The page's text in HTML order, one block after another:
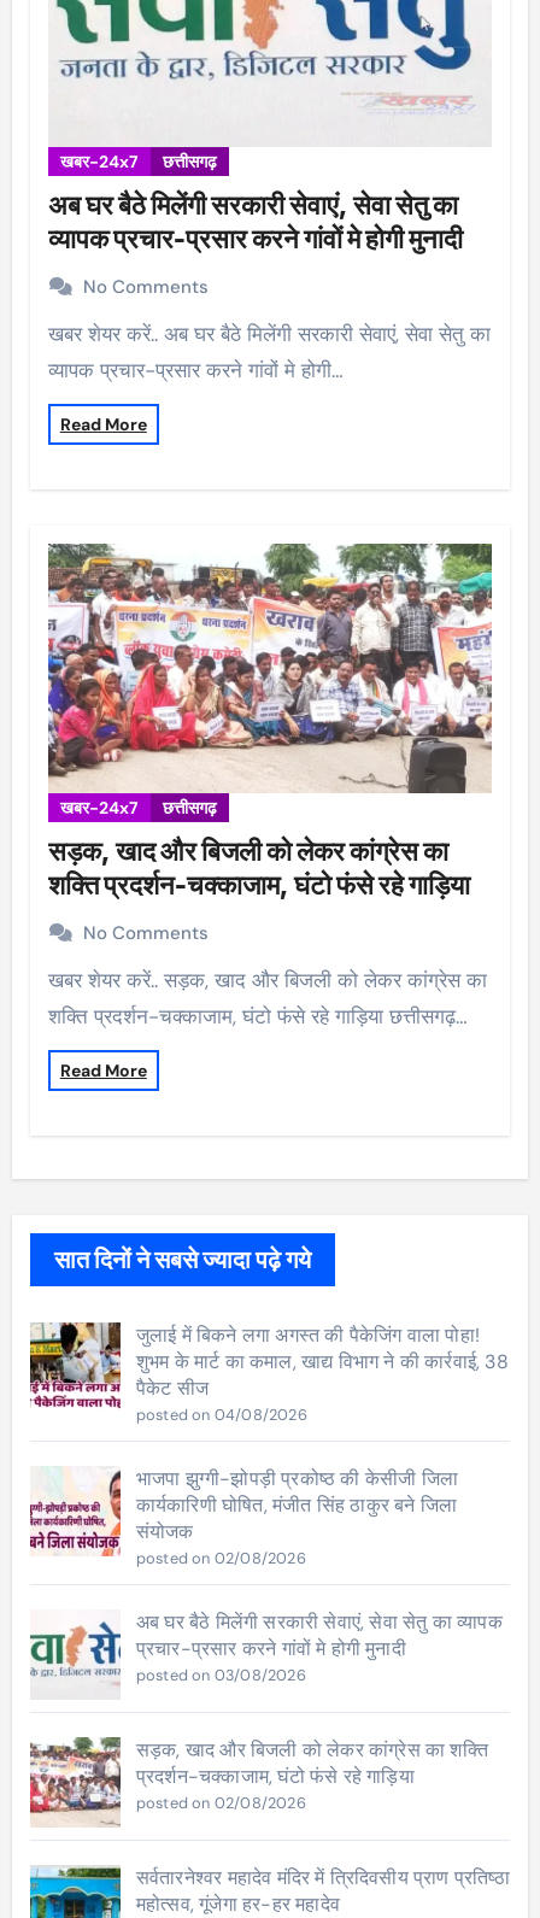
खबर-24x7 छत्तीसगढ़
अब घर बैठे मिलेंगी सरकारी सेवाएं, सेवा सेतु का
व्यापक प्रचार-प्रसार करने गांवों मे होगी मुनादी
No Comments
खबर शेयर करें.. अब घर बैठे मिलेंगी सरकारी सेवाएं, सेवा सेतु का
व्यापक प्रचार-प्रसार करने गांवों मे होगी…
Read More
खबर-24x7 छत्तीसगढ़
सड़क, खाद और बिजली को लेकर कांग्रेस का
शक्ति प्रदर्शन-चक्काजाम, घंटो फंसे रहे गाड़िया
No Comments
खबर शेयर करें.. सड़क, खाद और बिजली को लेकर कांग्रेस का
शक्ति प्रदर्शन-चक्काजाम, घंटो फंसे रहे गाड़िया छत्तीसगढ़…
Read More
सात दिनों ने सबसे ज्यादा पढ़े गये
जुलाई में बिकने लगा अगस्त की पैकेजिंग वाला पोहा!
शुभम के मार्ट का कमाल, खाद्य विभाग ने की कार्रवाई, 38
पैकेट सीज
posted on 04/08/2026
भाजपा झुग्गी-झोपड़ी प्रकोष्ठ की केसीजी जिला
कार्यकारिणी घोषित, मंजीत सिंह ठाकुर बने जिला
संयोजक
posted on 02/08/2026
अब घर बैठे मिलेंगी सरकारी सेवाएं, सेवा सेतु का व्यापक
प्रचार-प्रसार करने गांवों मे होगी मुनादी
posted on 03/08/2026
सड़क, खाद और बिजली को लेकर कांग्रेस का शक्ति
प्रदर्शन-चक्काजाम, घंटो फंसे रहे गाड़िया
posted on 02/08/2026
सर्वतारनेश्वर महादेव मंदिर में त्रिदिवसीय प्राण प्रतिष्ठा
महोत्सव, गूंजेगा हर-हर महादेव